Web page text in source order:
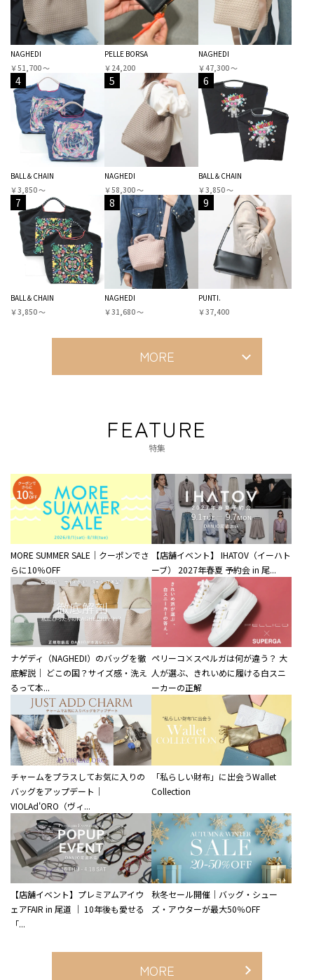
NAGHEDI
￥51,700 〜
PELLE BORSA
￥24,200
NAGHEDI
￥47,300 〜
4
BALL＆CHAIN
￥3,850 〜
5
NAGHEDI
￥58,300 〜
6
BALL＆CHAIN
￥3,850 〜
7
BALL＆CHAIN
￥3,850 〜
8
NAGHEDI
￥31,680 〜
9
PUNTI.
￥37,400
MORE
FEATURE
特集
MORE SUMMER SALE｜クーポンでさ
らに10％OFF
【店舗イベント】 IHATOV（イーハト
ーブ） 2027年春夏 予約会 in 尾...
ナゲディ（NAGHEDI）のバッグを徹
底解説｜ どこの国？サイズ感・洗え
るって本...
ペリーコ×スペルガは何が違う？ 大
人が選ぶ、きれいめに履ける白スニ
ーカーの正解
チャームをプラスしてお気に入りの
バッグをアップデート｜
VIOLAd'ORO（ヴィ...
「私らしい財布」に出会うWallet
Collection
【店舗イベント】プレミアムアイウ
ェアFAIR in 尾道 ｜ 10年後も愛せる
「...
秋冬セール開催｜バッグ・シュー
ズ・アウターが最大50％OFF
MORE